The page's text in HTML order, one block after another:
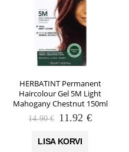
HERBATINT Permanent
Haircolour Gel 5M Light
Mahogany Chestnut 150ml
14.90€ Algne
oli:
11.92 €
LISA KORVI